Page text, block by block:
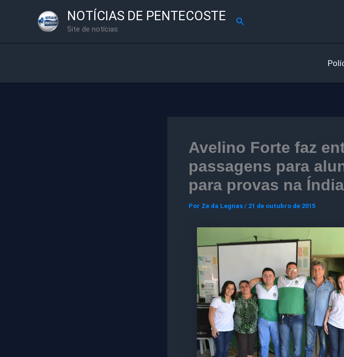
NOTÍCIAS DE PENTECOSTE
Site de notícias
Pesquisar
Avelino Forte faz
passagens para
para provas na
Por Ze da Legnas / 21 de outubro de 2015